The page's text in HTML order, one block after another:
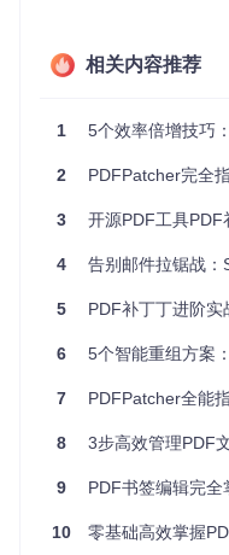
痛点标签：文档元数据
你是否曾面对一堆名称
率，还能确保文档的专
解决方案：批量编辑
统一修改多个PDF文件
现规范化管理。
下载并安装
准备需要处理的PDF
打开PDFPatcher，
点击"添加文件"按钮
在列表中直接编辑
相关内容推荐
1 5个效率倍增技巧：
2 PDFPatcher完全指南：
3 开源PDF工具PDF补丁丁
4 告别邮件拉锯战：
5 PDF补丁丁进阶实战
6 5个智能重组方案：
7 PDFPatcher全能指
8 3步高效管理PDF
9 PDF书签编辑完全掌握
10 零基础高效掌握